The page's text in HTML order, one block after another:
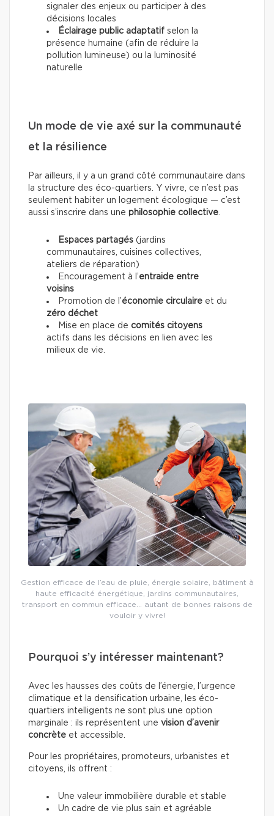
signaler des enjeux ou participer à des
décisions locales
Éclairage public adaptatif selon la
présence humaine (afin de réduire la
pollution lumineuse) ou la luminosité
naturelle
Un mode de vie axé sur la communauté
et la résilience
Par ailleurs, il y a un grand côté communautaire dans
la structure des éco-quartiers. Y vivre, ce n’est pas
seulement habiter un logement écologique — c’est
aussi s’inscrire dans une philosophie collective
Espaces partagés (jardins
communautaires, cuisines collectives,
ateliers de réparation)
Encouragement à l’entraide entre
voisins
Promotion de l’économie circulaire et du
zéro déchet
Mise en place de comités citoyens
actifs dans les décisions en lien avec les
milieux de vie.
Gestion efficace de l’eau de pluie, énergie solaire, bâtiment à
haute efficacité énergétique, jardins communautaires,
transport en commun efficace… autant de bonnes raisons de
vouloir y vivre!
Pourquoi s’y intéresser maintenant?
Avec les hausses des coûts de l’énergie, l’urgence
climatique et la densification urbaine, les éco-
quartiers intelligents ne sont plus une option
marginale : ils représentent une vision d’avenir
concrète et accessible.
Pour les propriétaires, promoteurs, urbanistes et
citoyens, ils offrent :
Une valeur immobilière durable et stable
Un cadre de vie plus sain et agréable